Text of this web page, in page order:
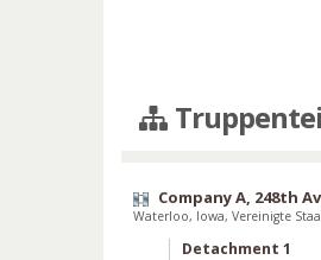
Company A, 248th
Waterloo, Iowa, Vereinigte
Detachment 1